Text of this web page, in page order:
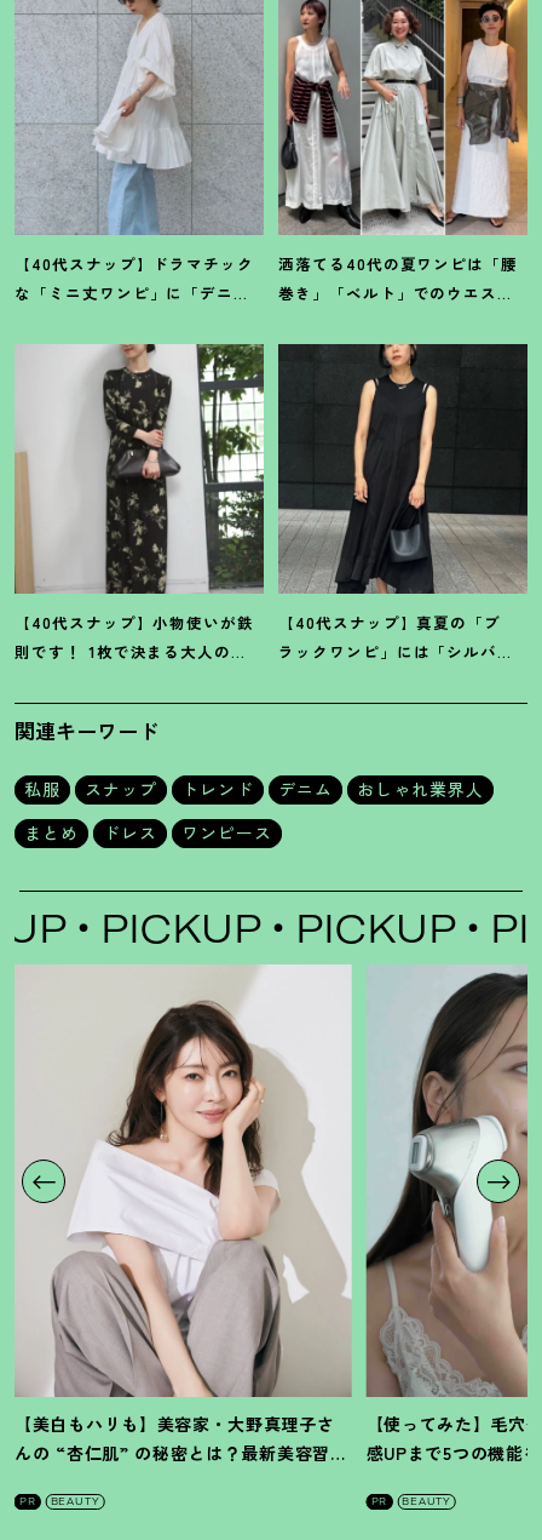
【40代スナップ】ドラマチック
な「ミニ丈ワンピ」に「デニ
夏紀さん
洒落てる40代の夏ワンピは「腰
巻き」「ベルト」でのウエスト
【40代スナップ】小物使いが鉄
則です ！ 1枚で決まる大人の
ん
【40代スナップ】真夏の「ブ
ラックワンピ」には「シルバー
果林さん
関連キーワード
私服 スナップ トレンド デニム
おしゃれ業界人
まとめ
ドレス ワンピース
PICKUP PICKUP
【美白もハリも】美容家・大野真理子さ
んの “杏仁肌” の秘密とは ？ 最新美容習慣
PR BEAUTY
【使ってみた】毛穴
感UPまで5つの機能
PR BEAUTY